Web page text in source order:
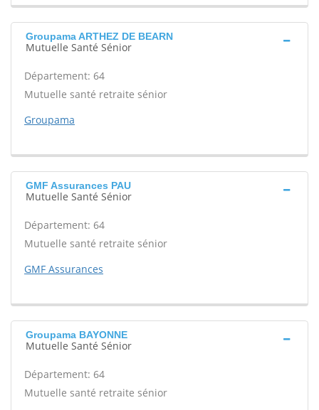
Groupama ARTHEZ DE BEARN
Mutuelle Santé Sénior
Département: 64
Mutuelle santé retraite sénior
Groupama
GMF Assurances PAU
Mutuelle Santé Sénior
Département: 64
Mutuelle santé retraite sénior
GMF Assurances
Groupama BAYONNE
Mutuelle Santé Sénior
Département: 64
Mutuelle santé retraite sénior